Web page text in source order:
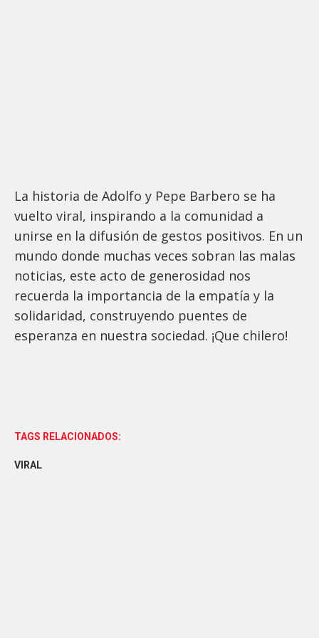
La historia de Adolfo y Pepe Barbero se ha
vuelto viral, inspirando a la comunidad a
unirse en la difusión de gestos positivos. En un
mundo donde muchas veces sobran las malas
noticias, este acto de generosidad nos
recuerda la importancia de la empatía y la
solidaridad, construyendo puentes de
esperanza en nuestra sociedad. ¡Que chilero!
TAGS RELACIONADOS:
VIRAL